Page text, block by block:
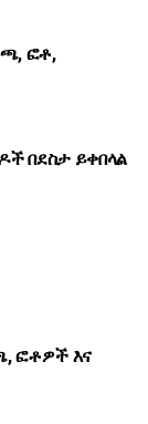
ፎቶ,
በደስታ ይቀበላል
ፎቶዎች እና